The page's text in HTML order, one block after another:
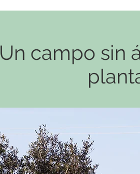
Un campo sin